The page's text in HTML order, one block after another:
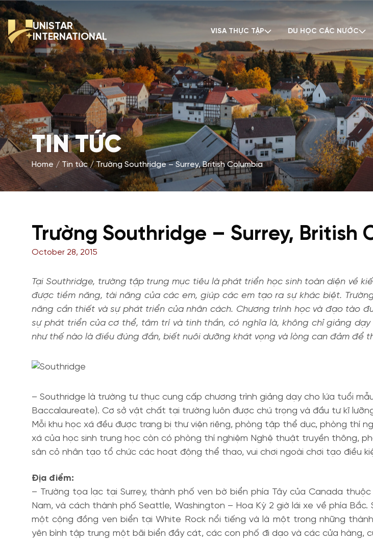
UNISTAR
INTERNATIONAL
VISA THỰC TẬP DU HỌC CÁC NƯỚC
TIN TỨC
Home Tin tức Trường Southridge – Surrey, British Columbia
Trường Southridge – Surrey, British
October 28, 2015
Tại Southridge, trường tập trung mục tiêu là phát triển học sinh toàn diện về
được tiềm năng, tài năng của các em, giúp các em tạo ra sự khác biệt.
năng cần thiết và sự phát triển của nhân cách. Chương trình học và đạo tào
sự phát triển của cơ thể, tâm trí và tinh thần, có nghĩa là, không chỉ giảng
như thế nào là điều đúng đắn, biết nuôi dưỡng khát vọng và lòng can đảm để
– Southridge là trường tư thục cung cấp chương trình giảng dạy cho lứa tuổi
Baccalaureate). Cơ sở vật chất tại trường luôn được chú trọng và đầu tư kĩ
Mỗi khu học xá đều được trang bị thư viện riêng, phòng tập thể dục, phòng thí
xá của học sinh trung học còn có phòng thí nghiệm Nghệ thuật truyền thông,
sân cỏ nhân tạo tổ chức các hoạt động thể thao, vui chơi ngoài chơi tạo điều
Địa điểm:
– Trường tọa lạc tại Surrey, thành phố ven bờ biển phía Tây của Canada
Nam, và cách thành phố Seattle, Washington – Hoa Kỳ 2 giờ lái xe về phía
một cộng đồng ven biển tại White Rock nổi tiếng và là một trong những
yên bình tập trung một bãi biển đầy cát, các con phố đi dạo và các cửa hàng,